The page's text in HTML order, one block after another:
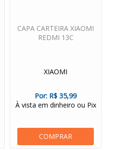
CAPA CARTEIRA XIAOMI
REDMI 13C
XIAOMI
Por: R$ 35,99
À vista em dinheiro ou Pix
COMPRAR